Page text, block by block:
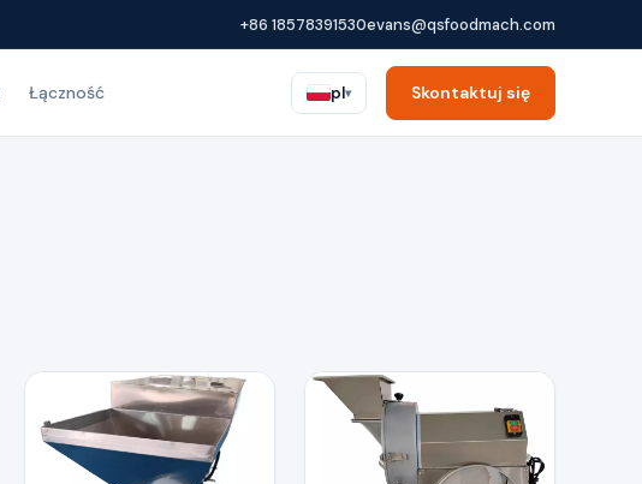
+86 18578391530evans@qsfoodmach.com
Łączność pl▾ Skontaktuj się